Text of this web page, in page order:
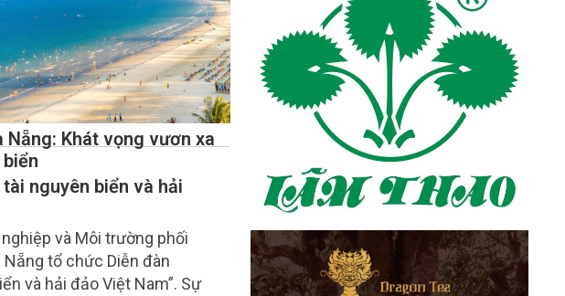
Nẵng: Khát vọng vươn xa
nguyên biển và hải
và Môi trường phối
tổ chức Diễn đàn
và hải đảo Việt Nam”. Sự